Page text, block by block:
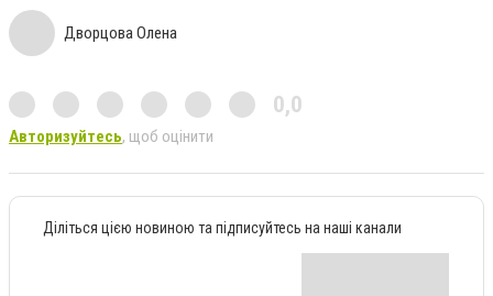
Дворцова Олена
0,0
Авторизуйтесь, щоб оцінити
Діліться цією новиною та підписуйтесь на наші канали